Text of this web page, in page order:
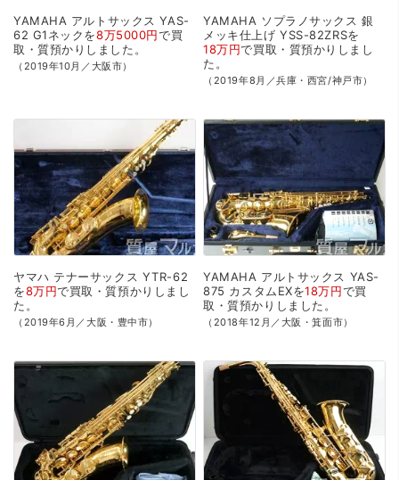
YAMAHA アルトサックス YAS-
62 G1ネックを8万5000円で買
取・質預かり しました。
（2019年10月／大阪市）
YAMAHA ソプラノサックス 銀
メッキ仕上げ YSS-82ZRSを
18万円で買取・質預かり しまし
た。
（2019年8月／兵庫・西宮/神戸市）
ヤマハ テナーサックス YTR-62
を8万円で買取・質預かり しまし
た。
（2019年6月／大阪・豊中市）
YAMAHA アルトサックス YAS-
875 カスタムEXを18万円で買
取・質預かり しました。
（2018年12月／大阪・箕面市）